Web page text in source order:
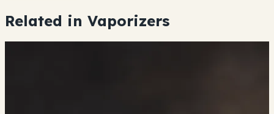
Related in Vaporizers